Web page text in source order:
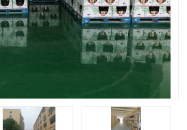
上海电商代发货仓库